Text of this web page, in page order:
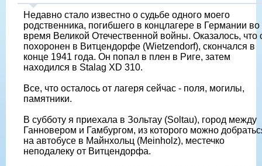
Недавно стало известно о судьбе одного моего
родственника, погибшего в концлагере в Германии во
время Великой Отечественной войны. Оказалось, что
похоронен в Витцендорфе (Wietzendorf), скончался в
конце 1941 года. Он попал в плен в Риге, затем
находился в Stalag XD 310.
Все, что осталось от лагеря сейчас - поля, могилы,
памятники.
В субботу я приехала в Зольтау (Soltau), город между
Ганновером и Гамбургом, из которого можно
на автобусе в Майнхольц (Meinholz), местечко
неподалеку от Витцендорфа.